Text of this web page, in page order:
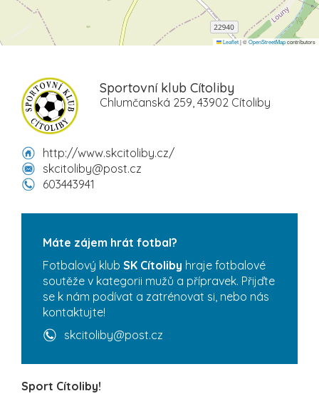
Leaflet|©OpenStreetMapcontributors
Sportovní klub Cítoliby
Chlumčanská 259, 43902 Cítoliby
http://www.skcitoliby.cz/
skcitoliby@post.cz
603443941
Máte zájem hrát fotbal?
Fotbalový klub SK Cítoliby hraje fotbalové
soutěže v kategorii mužů a přípravek. Přijďte
se k nám podívat a zatrénovat si, nebo nás
kontaktujte!
skcitoliby@post.cz
Sport Cítoliby!